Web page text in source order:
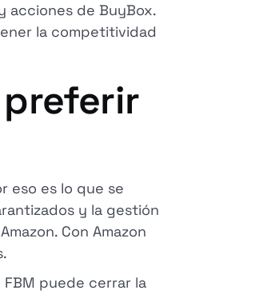
acciones de BuyBox.
la competitividad
preferir
eso es lo que se
y la gestión
Con Amazon
puede cerrar la